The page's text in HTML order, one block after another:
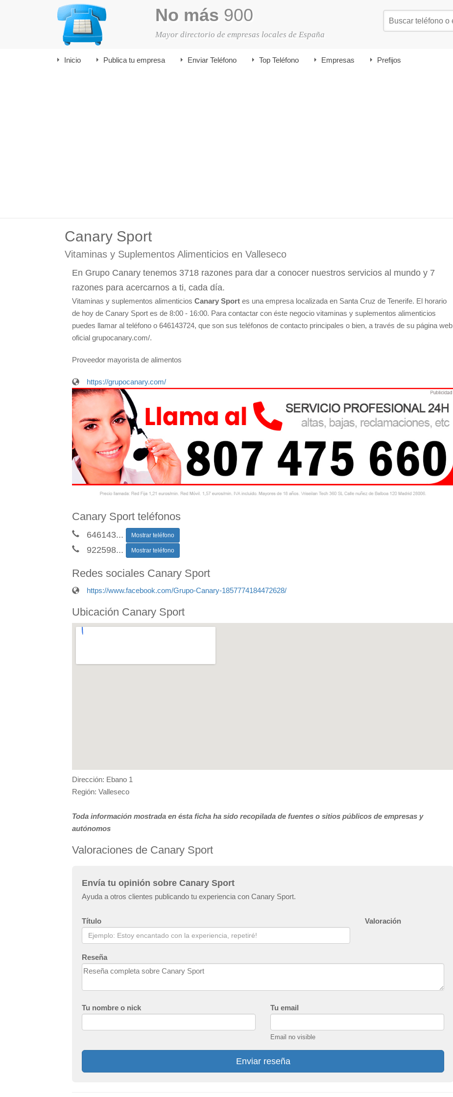
No más 900
Mayor directorio de empresas locales de España
Inicio Publica tu empresa Enviar Teléfono Top Teléfono Empresas Prefijos
Canary Sport
Vitaminas y Suplementos Alimenticios en Valleseco
En Grupo Canary tenemos 3718 razones para dar a conocer nuestros servicios al mundo y 7
razones para acercarnos a ti, cada día.
Vitaminas y suplementos alimenticios Canary Sport es una empresa localizada en Santa Cruz de Tenerife. El horario
de hoy de Canary Sport es de 8:00 - 16:00. Para contactar con éste negocio vitaminas y suplementos alimenticios
puedes llamar al teléfono o 646143724, que son sus teléfonos de contacto principales o bien, a través de su página web
oficial grupocanary.com/.
Proveedor mayorista de alimentos
https://grupocanary.com/
Canary Sport teléfonos
646143... Mostrar teléfono
922598... Mostrar teléfono
Redes sociales Canary Sport
https://www.facebook.com/Grupo-Canary-1857774184472628/
Ubicación Canary Sport
Dirección: Ebano 1
Región: Valleseco
Toda información mostrada en ésta ficha ha sido recopilada de fuentes o sitios públicos de empresas y
autónomos
Valoraciones de Canary Sport
Envía tu opinión sobre Canary Sport
Ayuda a otros clientes publicando tu experiencia con Canary Sport.
Título Valoración
Reseña
Tu nombre o nick Tu email
Email no visible
Enviar reseña